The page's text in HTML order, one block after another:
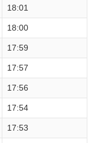
18:01
18:00
17:59
17:57
17:56
17:54
17:53